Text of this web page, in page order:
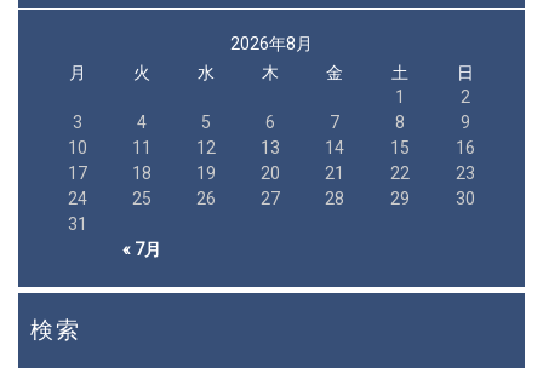
2026年8月
月
火 水 木 金 土 日
« 7月
1
2
3
4 5 6 7 8
9
10
11 12 13 14 15
16
17
18 19 20 21 22
23
24
25 26 27 28 29
30
31
検索